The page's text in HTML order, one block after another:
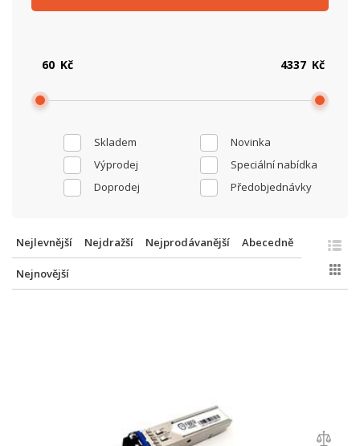
Skladem
Novinka
Výprodej
Speciální nabídka
Doprodej
Předobjednávky
Kč Kč
Nejlevnější Nejdražší Nejprodávanější Abecedně
Nejnovější